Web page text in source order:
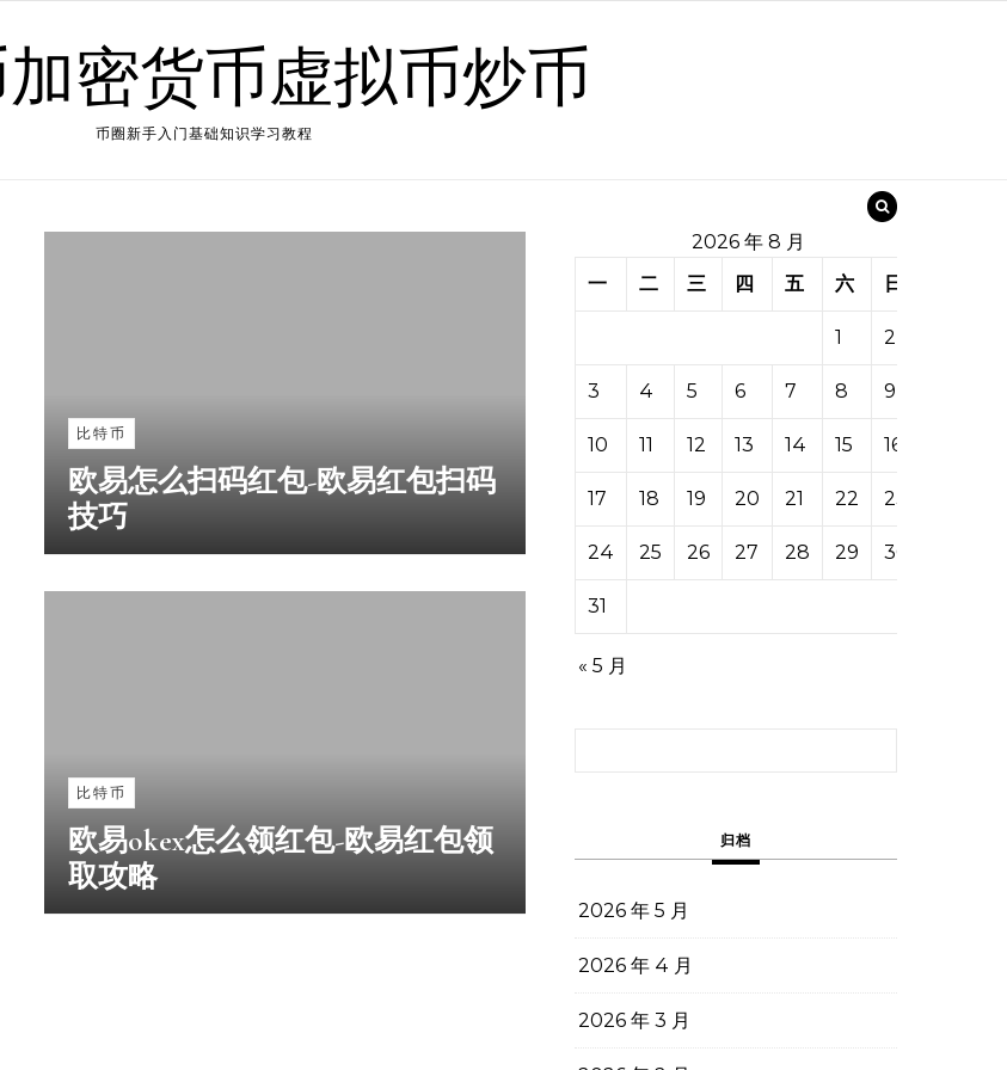
密货币虚拟币炒币
币圈新手入门基础知识学习教程
比特币
欧易怎么扫码红包-欧易红包扫码
技巧
比特币
欧易okex怎么领红包-欧易红包领
取攻略
2026 年 8 月
一
二 三 四 五 六 日
1 2
3 4 5 6 7 8 9
10 11 12 13 14 15 16
17 18 19 20 21 22 23
24 25 26 27 28 29 30
31
« 5 月
归档
2026 年 5 月
2026 年 4 月
2026 年 3 月